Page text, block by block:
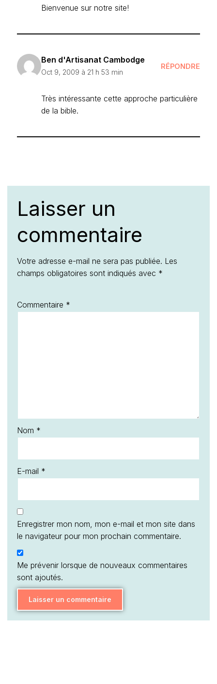
Bienvenue sur notre site!
Ben d'Artisanat Cambodge
Oct 9, 2009 à 21 h 53 min
RÉPONDRE
Très intéressante cette approche particulière
de la bible.
Laisser un
commentaire
Votre adresse e-mail ne sera pas publiée. Les
champs obligatoires sont indiqués avec *
Commentaire *
Nom *
E-mail *
Enregistrer mon nom, mon e-mail et mon site dans
le navigateur pour mon prochain commentaire.
Me prévenir lorsque de nouveaux commentaires
sont ajoutés.